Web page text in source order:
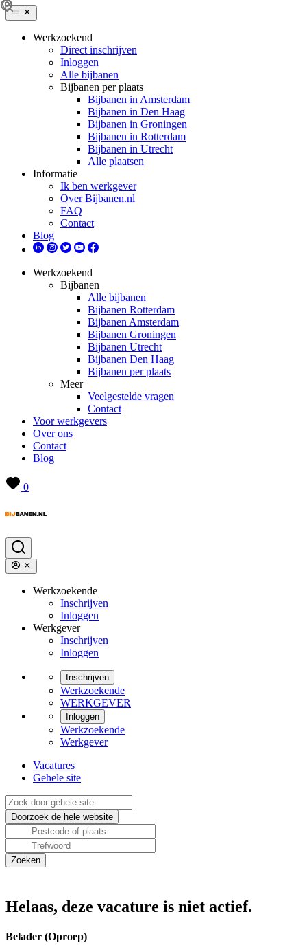
Werkzoekend
Direct inschrijven
Inloggen
Alle bijbanen
Bijbanen per plaats
Bijbanen in Amsterdam
Bijbanen in Den Haag
Bijbanen in Groningen
Bijbanen in Rotterdam
Bijbanen in Utrecht
Alle plaatsen
Informatie
Ik ben werkgever
Over Bijbanen.nl
FAQ
Contact
Blog
Werkzoekend
Bijbanen
Alle bijbanen
Bijbanen Rotterdam
Bijbanen Amsterdam
Bijbanen Groningen
Bijbanen Utrecht
Bijbanen Den Haag
Bijbanen per plaats
Meer
Veelgestelde vragen
Contact
Voor werkgevers
Over ons
Contact
Blog
0
Werkzoekende
Inschrijven
Inloggen
Werkgever
Inschrijven
Inloggen
Inschrijven
Werkzoekende
WERKGEVER
Inloggen
Werkzoekende
Werkgever
Vacatures
Gehele site
Helaas, deze vacature is niet actief.
Belader (Oproep)